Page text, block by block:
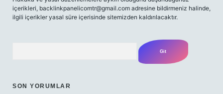
içerikleri, backlinkpanelicomtr@gmail.com adresine bildirmeniz halinde,
ilgili içerikler yasal süre içerisinde sitemizden kaldırılacaktır.
SON YORUMLAR